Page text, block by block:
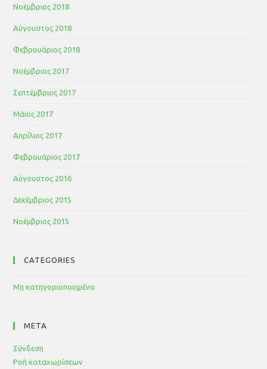
Νοέμβριος 2018
Αύγουστος 2018
Φεβρουάριος 2018
Νοέμβριος 2017
Σεπτέμβριος 2017
Μάιος 2017
Απρίλιος 2017
Φεβρουάριος 2017
Αύγουστος 2016
Δεκέμβριος 2015
Νοέμβριος 2015
CATEGORIES
Μη κατηγοριοποιημένο
META
Σύνδεση
Ροή καταχωρίσεων